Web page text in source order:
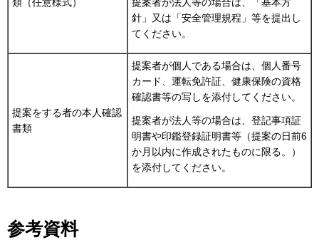
針」又は「安全管理規程」等を提出し
てください。
提案をする者の本人確認
書類
提案者が個人である場合は、個人番号
カード、運転免許証、健康保険の資格
確認書等の写しを添付してください。
提案者が法人等の場合は、登記事項証
明書や印鑑登録証明書等（提案の日前6
か月以内に作成されたものに限る。）
を添付してください。
参考資料